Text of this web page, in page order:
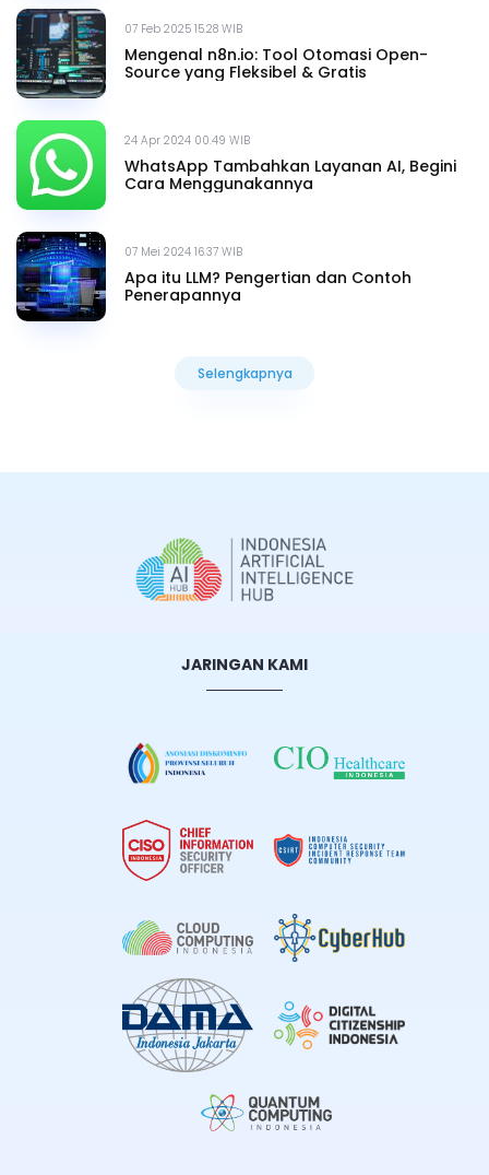
07 Feb 2025 15.28 WIB
Mengenal n8n.io: Tool Otomasi Open-
Source yang Fleksibel & Gratis
24 Apr 2024 00.49 WIB
WhatsApp Tambahkan Layanan AI, Begini
Cara Menggunakannya
07 Mei 2024 16.37 WIB
Apa itu LLM? Pengertian dan Contoh
Penerapannya
Selengkapnya
JARINGAN KAMI